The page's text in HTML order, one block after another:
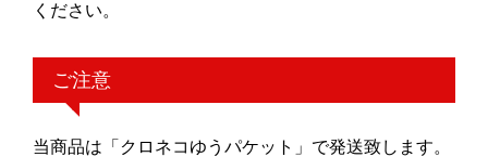
ください。
ご注意
当商品は「クロネコゆうパケット」で発送致します。